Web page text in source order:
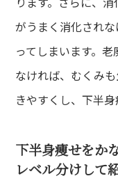
ーン
がうまく消化され
ってしまいます。
なければ、むくみ
きやすくし、下半身
下半身痩せをか
レベル分けして